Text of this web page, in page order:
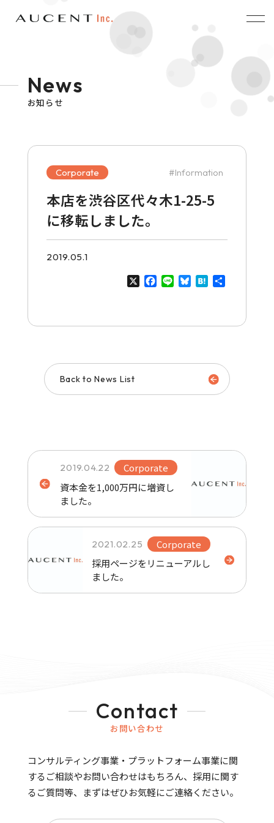
News
お知らせ
Corporate Information
本店を渋谷区代々木1-25-5
に移転しました。
2019.05.1
X Facebook
Line Bluesky
Hatena
Back to News List
2019.04.22
Corporate
資本金を1,000万円に増資し
ました。
2021.02.25
Corporate
採用ページをリニューアルし
ました。
Contact
お問い合わせ
コンサルティング事業・プラットフォーム事業に関
するご相談やお問い合わせはもちろん、 採用に関す
るご質問等、まずはぜひお気軽にご連絡ください。